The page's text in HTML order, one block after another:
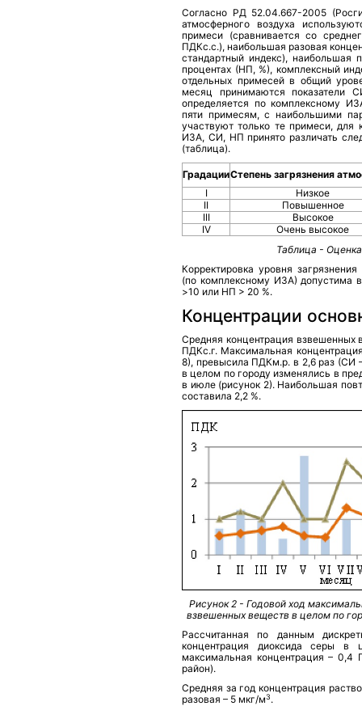
Согласно РД 52.04.667-2005
атмосферного воздуха
примеси (сравнивается со
ПДКс.с.), наибольшая разовая
стандартный индекс),
процентах (НП, %), комплексный
отдельных примесей в общий
месяц принимаются показатели
определяется по комплексному
пяти примесям, с наибольшими
участвуют только те примеси, для
ИЗА, СИ, НП принято различать
(таблица).
ГрадацииСтепень загрязнения
I
Низкое
II
Повышенное
III
Высокое
IV
Очень высокое
Таблица -
Корректировка уровня
(по комплексному ИЗА) допустима
>10 или НП > 20 %.
Концентрации
Средняя концентрация взвешенных
ПДКс.г. Максимальная
8), превысила ПДКм.р. в 2,6 раз (СИ
в целом по городу изменялись в
в июле (рисунок 2). Наибольшая
составила 2,2 %.
Рисунок 2 - Годовой ход
взвешенных веществ в целом по
Рассчитанная по данным
концентрация диоксида серы
максимальная концентрация –
район).
Средняя за год концентрация
разовая – 5 мкг/м3.